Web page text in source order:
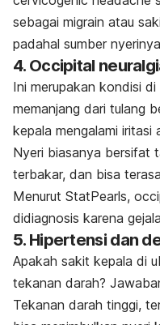
sebagai migrain atau
padahal sumber
4. Occipital
Ini merupakan kondisi
memanjang dari tulang
kepala mengalami iritasi
Nyeri biasanya bersifat
terbakar, dan bisa
Menurut StatPearls,
didiagnosis karena
5. Hipertensi dan
Apakah sakit kepala di
tekanan darah?
Tekanan darah tinggi,